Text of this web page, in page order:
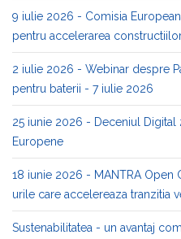
9 iulie 2026 - Comisia
pentru accelerarea
2 iulie 2026 - Webinar despre
pentru baterii - 7 iulie 2026
25 iunie 2026 - Deceniul
Europene
18 iunie 2026 - MANTRA Open
urile care accelereaza tranzitia
Sustenabilitatea - un avantaj